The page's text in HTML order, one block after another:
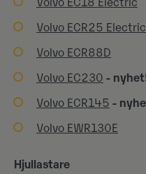
Volvo EC18 Electric
Volvo ECR25 Electric
Volvo ECR88D
Volvo EC230 -
Volvo ECR145 -
Volvo EWR130E
Hjullastare